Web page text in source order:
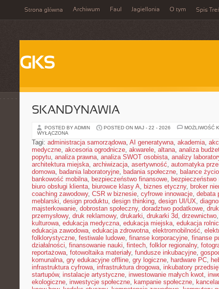
Strona główna Archiwum Faul Jagiellonia O tym Spis
GKS
SKANDYNAWIA
POSTED BY ADMIN POSTED ON MAJ - 22 - 2026
MOŻLIWOŚĆ
WYŁĄCZONA
Tagi: administracja samorządowa, AI generatywna, akademia,
medyczne, akcesoria ogrodnicze, akwarele, altana, analiza
popytu, analiza prawna, analiza SWOT osobista, analizy
architektura miejska, archiwizacja, asertywność, automatyka
domowa, badania laboratoryjne, badania społeczne, balance
bankowość mobilna, bezpieczeństwo finansowe, bezpieczeństwo
biuro obsługi klienta, biurowce klasy A, biznes etyczny, broker
coaching zawodowy, CSR w biznesie, cyfrowe innowacje, debata
meblarski, design produktu, design thinking, design UI/UX,
majsterkowanie, dobrostan społeczny, doradztwo podatkowe,
przemysłowy, druk reklamowy, drukarki, drukarki 3d, drzewnictwo
kulturowa, edukacja medyczna, edukacja miejska, edukacja
edukacja zawodowa, edukacja zdrowotna, elektromobilność,
folklorystyczne, festiwale ludowe, finanse korporacyjne, finanse
działalności, finansowanie nauki, fintech, folklor regionalny,
reportażowa, fotowoltaika materiały, fundusze inkubacyjne,
komunalna, gry edukacyjne offline, gry logiczne, hardware PC,
infrastruktura cyfrowa, infrastruktura drogowa, inkubatory
startupów, instalacje artystyczne, inwestowanie małych kwot,
ekologiczne, inwestycje społeczne, kampanie społeczne,